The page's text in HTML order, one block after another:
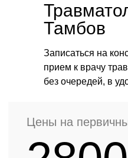
Записаться на
прием к врачу
без очередей, в
Тамбов